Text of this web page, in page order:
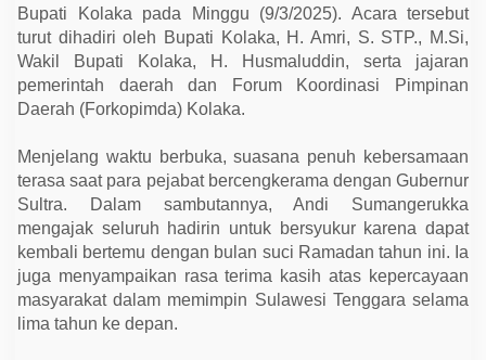
a
,
T
e
a
s
a
n
P
e
t
i
n
n
a
Bupati Kolaka pada Minggu (9/3/2025). Acara tersebut
turut dihadiri oleh Bupati Kolaka, H. Amri, S. STP., M.Si,
Wakil Bupati Kolaka, H. Husmaluddin, serta jajaran
pemerintah daerah dan Forum Koordinasi Pimpinan
Daerah (Forkopimda) Kolaka.
Menjelang waktu berbuka, suasana penuh kebersamaan
terasa saat para pejabat bercengkerama dengan Gubernur
Sultra. Dalam sambutannya, Andi Sumangerukka
mengajak seluruh hadirin untuk bersyukur karena dapat
kembali bertemu dengan bulan suci Ramadan tahun ini. Ia
juga menyampaikan rasa terima kasih atas kepercayaan
masyarakat dalam memimpin Sulawesi Tenggara selama
lima tahun ke depan.